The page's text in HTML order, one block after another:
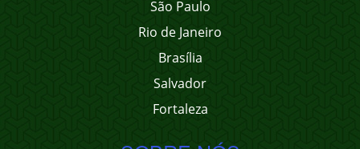
São Paulo
Rio de Janeiro
Brasília
Salvador
Fortaleza